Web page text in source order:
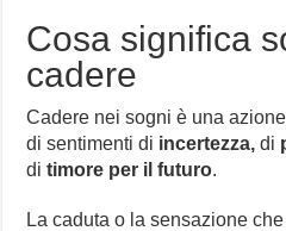
Cosa significa
cadere
Cadere nei sogni è una
di sentimenti di incertezza,di
di timore per il futuro.
La caduta o la sensazione